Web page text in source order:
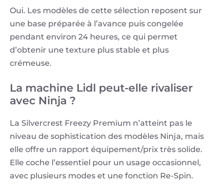
Oui. Les modèles de cette sélection reposent sur
une base préparée à l’avance puis congelée
pendant environ 24 heures, ce qui permet
d’obtenir une texture plus stable et plus
crémeuse.
La machine Lidl peut-elle rivaliser
avec Ninja ?
La Silvercrest Freezy Premium n’atteint pas le
niveau de sophistication des modèles Ninja, mais
elle offre un rapport équipement/prix très solide.
Elle coche l’essentiel pour un usage occasionnel,
avec plusieurs modes et une fonction Re-Spin.